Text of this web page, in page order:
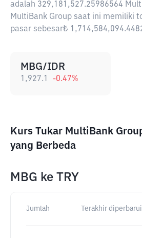
adalah 329,181,527.25986564
MultiBank Group saat ini memiliki
pasar sebesar₺
MBG/IDR
1,927.1 -0.47%
Kurs Tukar MultiBank
yang Berbeda
MBG ke TRY
Jumlah Terakhir